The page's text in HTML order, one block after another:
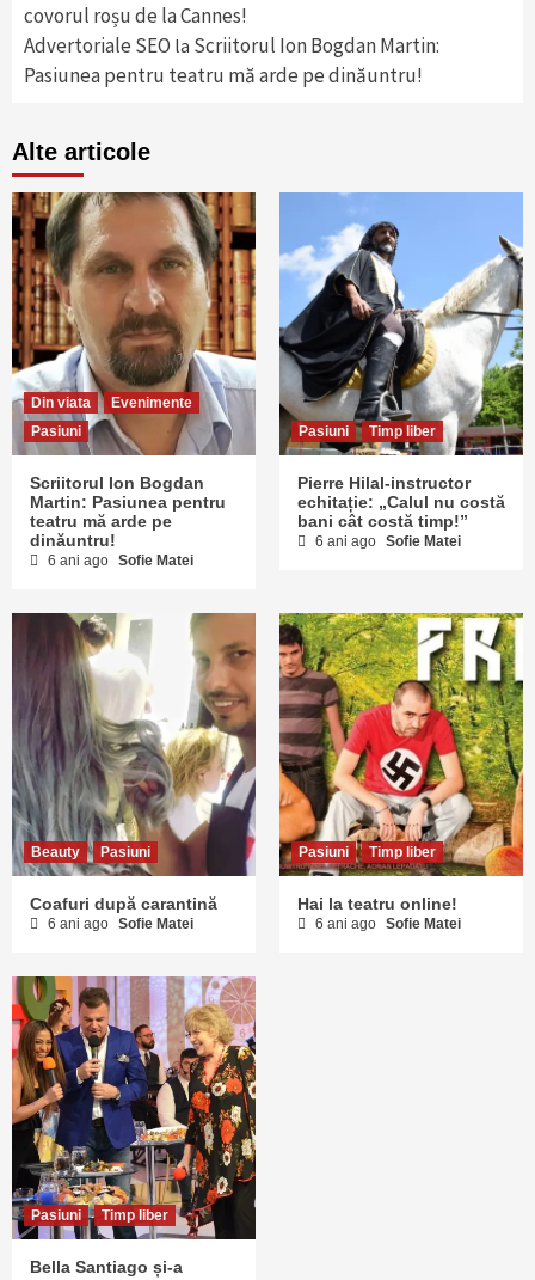
covorul roșu de la Cannes!
Advertoriale SEO la Scriitorul Ion Bogdan Martin:
Pasiunea pentru teatru mă arde pe dinăuntru!
Alte articole
Din viata
Evenimente
Pasiuni
Scriitorul Ion Bogdan
Martin: Pasiunea pentru
teatru mă arde pe
dinăuntru!
6 ani ago Sofie Matei
Pasiuni Timp liber
Pierre Hilal-instructor
echitație: „Calul nu costă
bani cât costă timp!”
6 ani ago Sofie Matei
Beauty Pasiuni
Coafuri după carantină
6 ani ago Sofie Matei
Pasiuni Timp liber
Hai la teatru online!
6 ani ago Sofie Matei
Pasiuni Timp liber
Bella Santiago și-a